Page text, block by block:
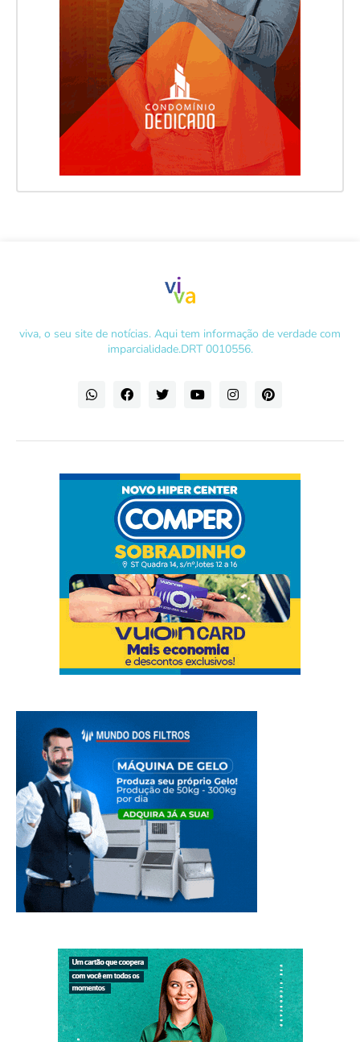
viva, o seu site de notícias. Aqui tem informação de verdade com
imparcialidade.DRT 0010556.